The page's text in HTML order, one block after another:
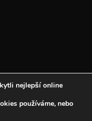
nejlepší online
používáme, nebo